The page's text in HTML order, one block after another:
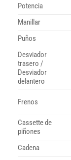
Potencia
Manillar
Puños
Desviador
trasero /
Desviador
delantero
Frenos
Cassette de
piñones
Cadena